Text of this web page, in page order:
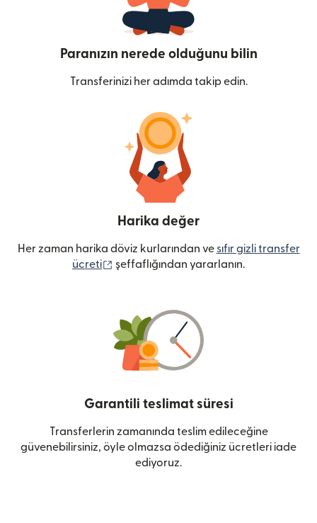
Paranızın nerede olduğunu bilin
Transferinizi her adımda takip edin.
Harika değer
Her zaman harika döviz kurlarından ve sıfır gizli transfer
ücreti
(yeni pencerede açılır)
şeffaflığından yararlanın.
Garantili teslimat süresi
Transferlerin zamanında teslim edileceğine
güvenebilirsiniz, öyle olmazsa ödediğiniz ücretleri iade
ediyoruz.